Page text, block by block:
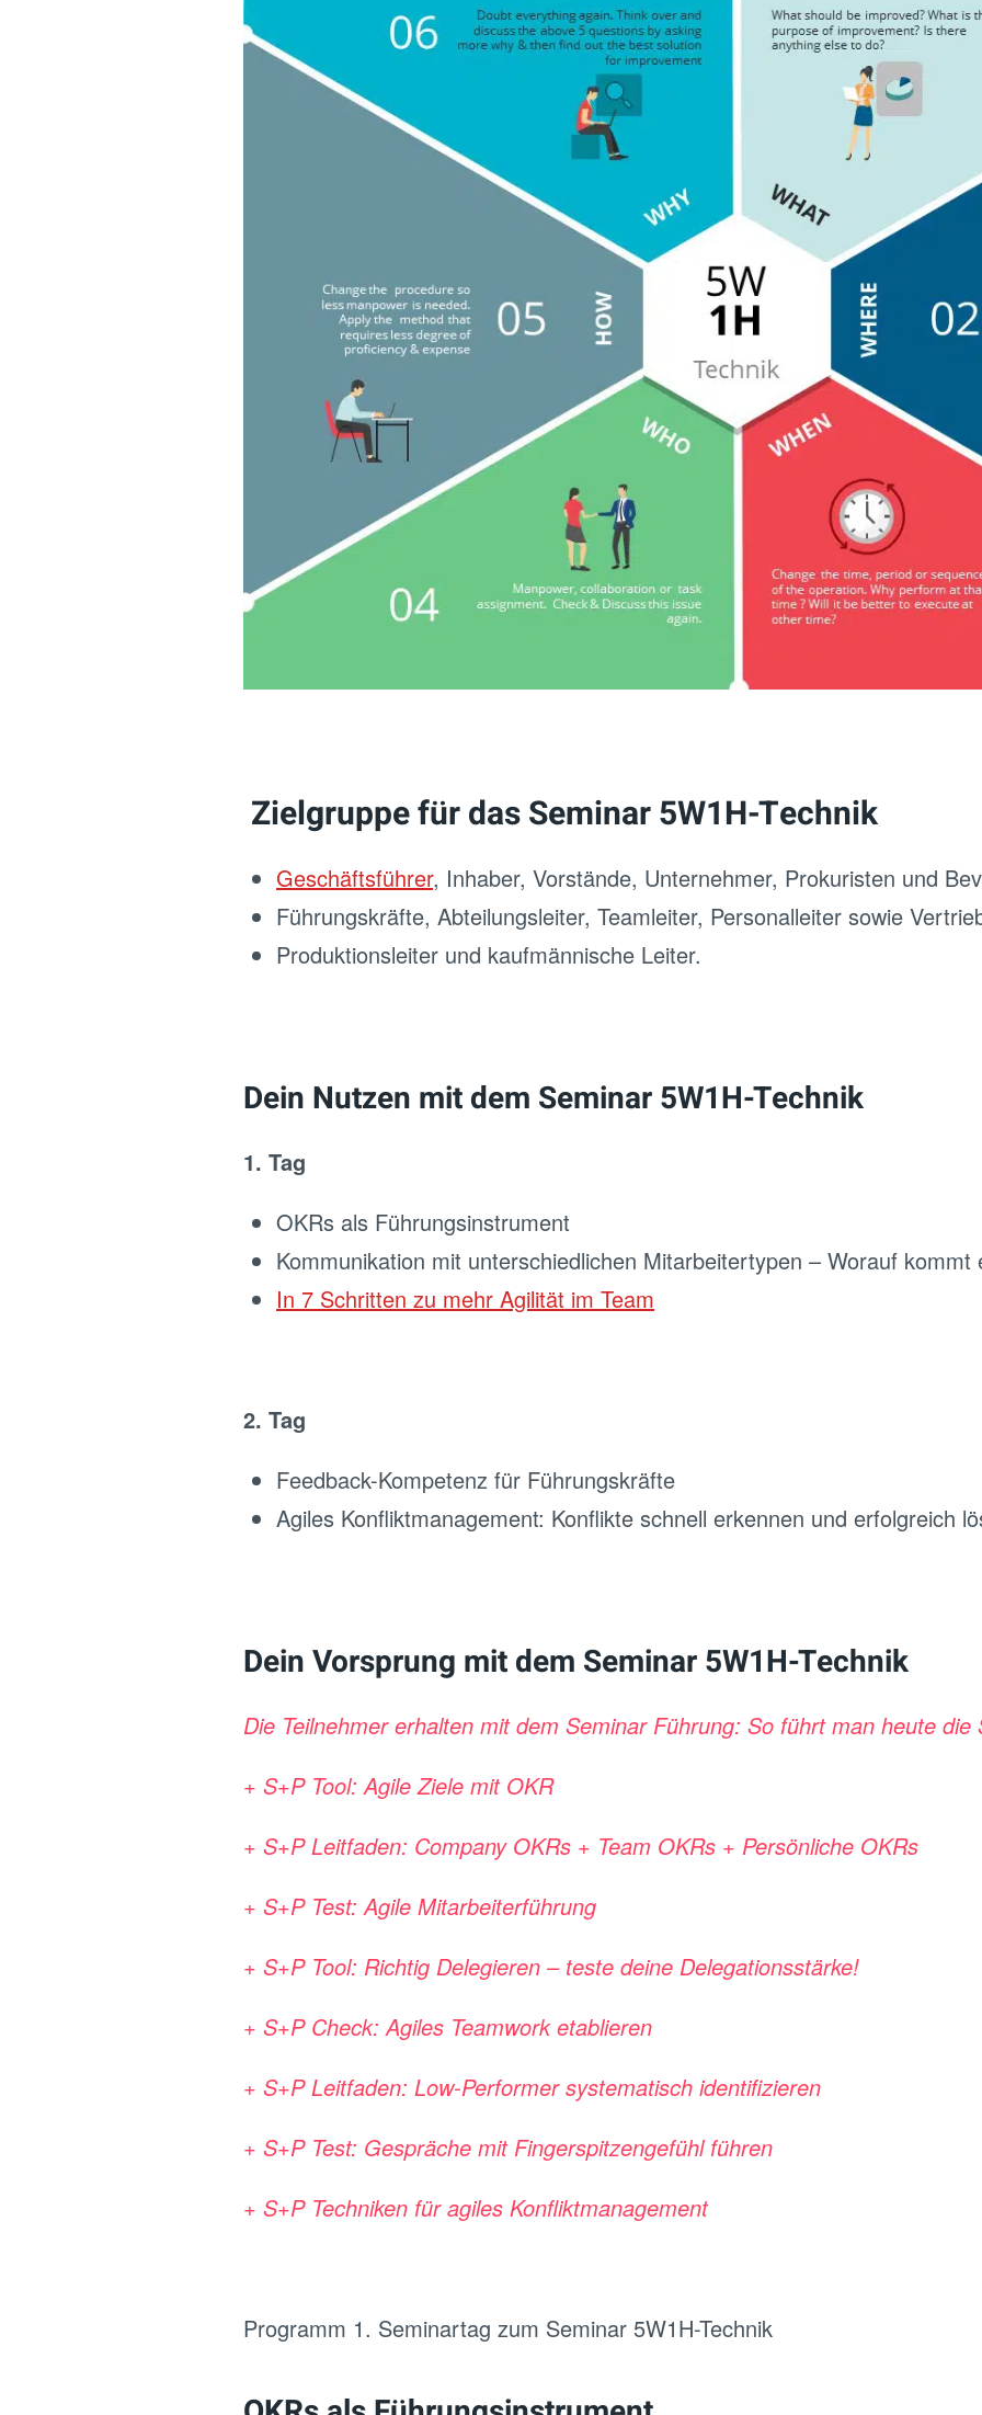
Zielgruppe für das Seminar 5W1H-Technik
Geschäftsführer, Inhaber, Vorstände, Unternehmer, Prokuristen und
Führungskräfte, Abteilungsleiter, Teamleiter, Personalleiter sowie
Produktionsleiter und kaufmännische Leiter.
Dein Nutzen mit dem Seminar 5W1H-Technik
1. Tag
OKRs als Führungsinstrument
Kommunikation mit unterschiedlichen Mitarbeitertypen – Worauf kommt
In 7 Schritten zu mehr Agilität im Team
2. Tag
Feedback-Kompetenz für Führungskräfte
Agiles Konfliktmanagement: Konflikte schnell erkennen und erfolgreich
Dein Vorsprung mit dem Seminar 5W1H-Technik
Die Teilnehmer erhalten mit dem Seminar Führung: So führt man heute die
+ S+P Tool: Agile Ziele mit OKR
+ S+P Leitfaden: Company OKRs + Team OKRs + Persönliche OKRs
+ S+P Test: Agile Mitarbeiterführung
+ S+P Tool: Richtig Delegieren – teste deine Delegationsstärke!
+ S+P Check: Agiles Teamwork etablieren
+ S+P Leitfaden: Low-Performer systematisch identifizieren
+ S+P Test: Gespräche mit Fingerspitzengefühl führen
+ S+P Techniken für agiles Konfliktmanagement
Programm 1. Seminartag zum Seminar 5W1H-Technik